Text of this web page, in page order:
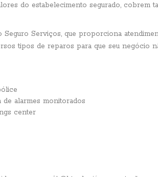
do estabelecimento segurado, cobrem
Serviços, que proporciona
tipos de reparos para que seu negócio
alarmes monitorados
center